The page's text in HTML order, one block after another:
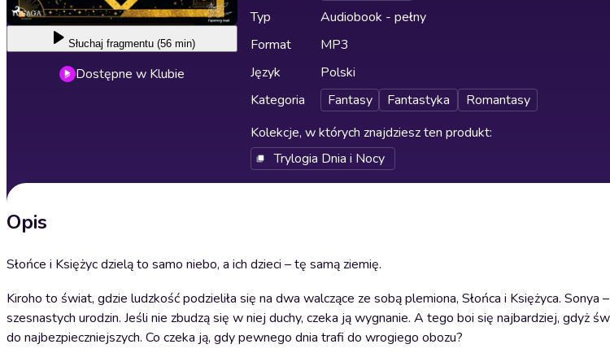
Słuchaj fragmentu (56 min)
Dostępne w Klubie
Typ
Audiobook - pełny
Format
MP3
Język
Polski
Kategoria
Fantasy Fantastyka
Romantasy
Kolekcje, w których znajdziesz ten produkt:
Trylogia Dnia i Nocy
Opis
Słońce i Księżyc dzielą to samo niebo, a ich dzieci – tę samą ziemię.
Kiroho to świat, gdzie ludzkość podzieliła się na dwa walczące ze sobą plemiona, Słońca i Księżyca. Sonya
szesnastych urodzin. Jeśli nie zbudzą się w niej duchy, czeka ją wygnanie. A tego boi się najbardziej, gdyż
do najbezpieczniejszych. Co czeka ją, gdy pewnego dnia trafi do wrogiego obozu?